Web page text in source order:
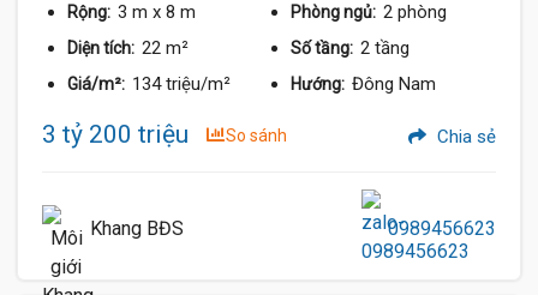
Rộng: 3 m x 8 m Phòng ngủ: 2 phòng
Diện tích: 22 m² Số tầng: 2 tầng
Giá/m²: 134 triệu/m² Hướng: Đông Nam
3 tỷ 200 triệu So sánh Chia sẻ
Khang BĐS 0989456623